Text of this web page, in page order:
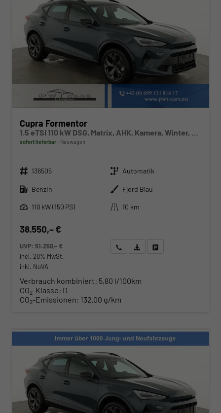
Cupra Formentor
sofort lieferbar Neuwagen
Fahrzeugnr. 136505 Getriebe Automatik
Kraftstoff
Benzin Außenfarbe Fjord Blau
Leistung
110 kW (150 PS) Kilometerstand 10 km
38.550,– €
UVP: 51.250,– €
incl. 20% MwSt.
inkl. NoVA
Wir rufen Sie anAngebot drucken (PDF)
Verbrauch kombiniert: 5,80 l/100km
CO2-Klasse: D
CO2-Emissionen: 132,00 g/km